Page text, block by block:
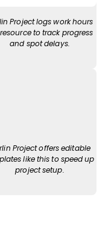
Project logs work hours
to track progress
and spot delays.
Project offers editable
like this to speed up
project setup.